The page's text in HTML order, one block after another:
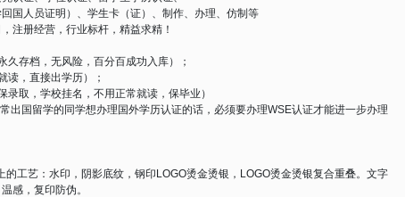
国人员证明）、学生卡（证）、制作、办理、仿制等
注册经营，行业标杆，精益求精！
久存档，无风险，百分百成功入库）；
读，直接出学历）；
取，学校挂名，不用正常就读，保毕业）
出国留学的同学想办理国外学历认证的话，必须要办理WSE认证才能进一步办理
的工艺：水印，阴影底纹，钢印LOGO烫金烫银，LOGO烫金烫银复合重叠。文字
感，复印防伪。